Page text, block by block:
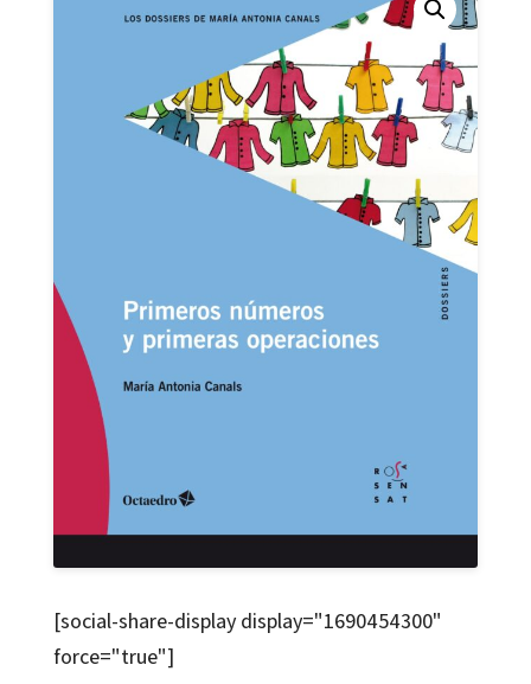
[social-share-display display="1690454300"
force="true"]